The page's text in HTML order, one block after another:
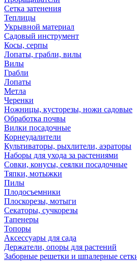
Сетка затенения
Теплицы
Укрывной материал
Садовый инструмент
Косы, серпы
Лопаты, грабли, вилы
Вилы
Грабли
Лопаты
Метла
Черенки
Ножницы, кусторезы, ножи садовые
Обработка почвы
Вилки посадочные
Корнеудалители
Культиваторы, рыхлители, аэраторы
Наборы для ухода за растениями
Совки, конусы, сеялки посадочные
Тяпки, мотыжки
Пилы
Плодосъемники
Плоскорезы, мотыги
Секаторы, сучкорезы
Тапенеры
Топоры
Аксессуары для сада
Держатели, опоры для растений
Заборные решетки и шпалерные